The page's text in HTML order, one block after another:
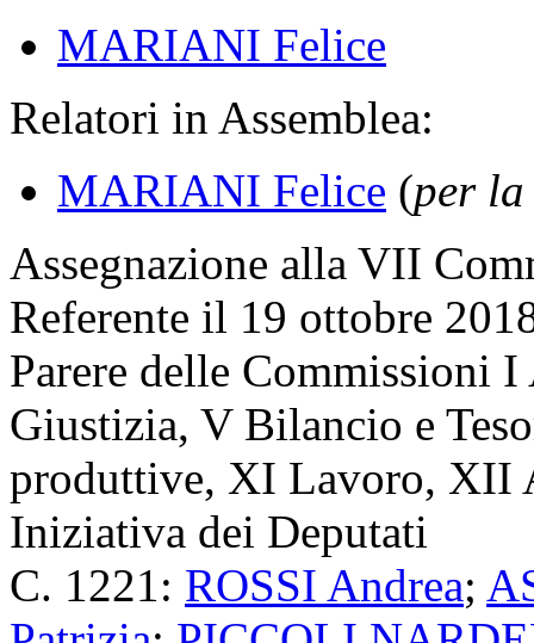
MARIANI Felice
Relatori in Assemblea:
MARIANI Felice (per
Assegnazione alla VII
Referente il 19 ottobre
Parere delle Commissioni
Giustizia, V Bilancio e
produttive, XI Lavoro, XII
Iniziativa dei Deputati
C. 1221: ROSSI Andrea;